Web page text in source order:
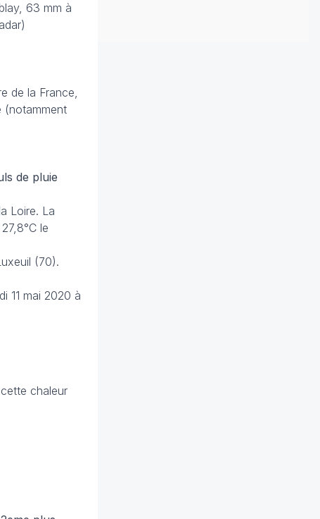
63 mm à
de la France,
(notamment
de pluie
Loire. La
le
(70).
11 mai 2020 à
chaleur